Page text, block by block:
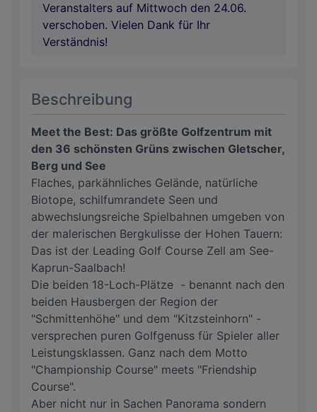
Veranstalters auf Mittwoch den 24.06.
verschoben. Vielen Dank für Ihr
Verständnis!
Beschreibung
Meet the Best: Das größte Golfzentrum mit
den 36 schönsten Grüns zwischen Gletscher,
Berg und See
Flaches, parkähnliches Gelände, natürliche
Biotope, schilfumrandete Seen und
abwechslungsreiche Spielbahnen umgeben von
der malerischen Bergkulisse der Hohen Tauern:
Das ist der Leading Golf Course Zell am See-
Kaprun-Saalbach!
Die beiden 18-Loch-Plätze - benannt nach den
beiden Hausbergen der Region der
"Schmittenhöhe" und dem "Kitzsteinhorn" -
versprechen puren Golfgenuss für Spieler aller
Leistungsklassen. Ganz nach dem Motto
"Championship Course" meets "Friendship
Course".
Aber nicht nur in Sachen Panorama sondern